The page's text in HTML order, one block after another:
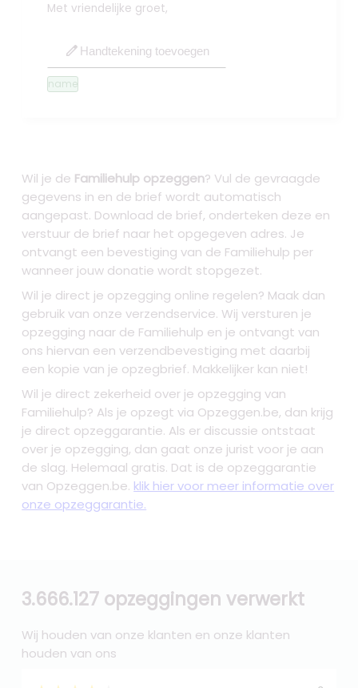
Met vriendelijke groet,
edit Handtekening toevoegen
name
Wil je de Familiehulp opzeggen? Vul de gevraagde
gegevens in en de brief wordt automatisch
aangepast. Download de brief, onderteken deze en
verstuur de brief naar het opgegeven adres. Je
ontvangt een bevestiging van de Familiehulp per
wanneer jouw donatie wordt stopgezet.
Wil je direct je opzegging online regelen? Maak dan
gebruik van onze verzendservice. Wij versturen je
opzegging naar de Familiehulp en je ontvangt van
ons hiervan een verzendbevestiging met daarbij
een kopie van je opzegbrief. Makkelijker kan niet!
Wil je direct zekerheid over je opzegging van
Familiehulp? Als je opzegt via Opzeggen.be, dan krijg
je direct opzeggarantie. Als er discussie ontstaat
over je opzegging, dan gaat onze jurist voor je aan
de slag. Helemaal gratis. Dat is de opzeggarantie
van Opzeggen.be. klik hier voor meer informatie over
onze opzeggarantie.
3.666.127 opzeggingen verwerkt
Wij houden van onze klanten en onze klanten
houden van ons